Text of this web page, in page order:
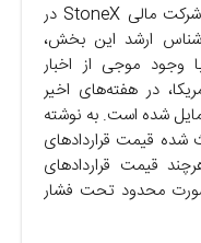
به گزارش صراط، بخش اطلاعات بازار شرکت مالی StoneX در
ارشد این بخش،
وجود موجی از اخبار
در هفته‌های اخیر
شده است. به نوشته
شده قیمت قرارداد‌های
قیمت قرارداد‌های
محدود تحت فشار